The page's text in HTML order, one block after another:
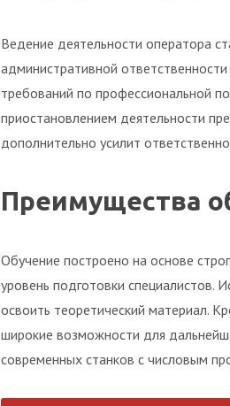
Ведение деятельности оператора
административной
требований по профессиональной
приостановлением деятельности
дополнительно усилит
Преимущества
Обучение построено на основе
уровень подготовки специалистов.
освоить теоретический материал.
широкие возможности для
современных станков с числовым